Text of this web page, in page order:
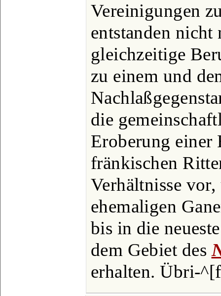
Vereinigungen
entstanden
gleichzeitige
zu einem und
die
Eroberung einer
fränkischen
Verhältnisse
ehemaligen
bis in die
dem Gebiet des
erhalten. Übri-